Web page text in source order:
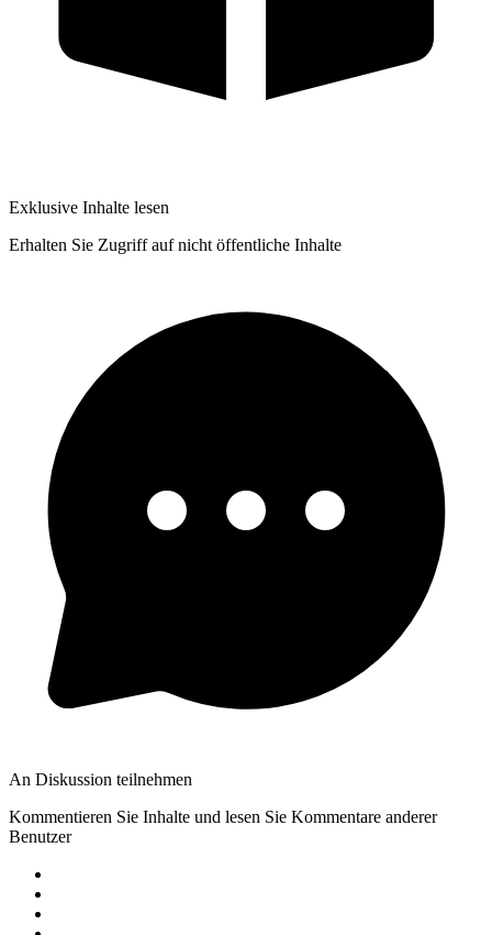
Exklusive Inhalte lesen
Erhalten Sie Zugriff auf nicht öffentliche Inhalte
An Diskussion teilnehmen
Kommentieren Sie Inhalte und lesen Sie Kommentare anderer
Benutzer